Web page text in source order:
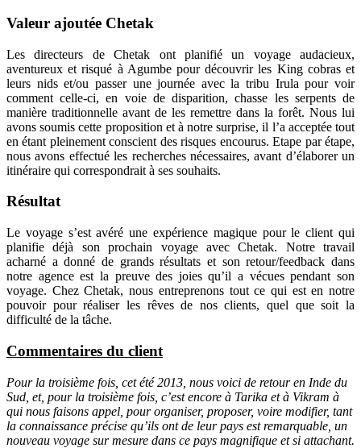
Valeur ajoutée Chetak
Les directeurs de Chetak ont planifié un voyage audacieux,
aventureux et risqué à Agumbe pour découvrir les King cobras et
leurs nids et/ou passer une journée avec la tribu Irula pour voir
comment celle-ci, en voie de disparition, chasse les serpents de
manière traditionnelle avant de les remettre dans la forêt. Nous lui
avons soumis cette proposition et à notre surprise, il l’a acceptée tout
en étant pleinement conscient des risques encourus. Etape par étape,
nous avons effectué les recherches nécessaires, avant d’élaborer un
itinéraire qui correspondrait à ses souhaits.
Résultat
Le voyage s’est avéré une expérience magique pour le client qui
planifie déjà son prochain voyage avec Chetak. Notre travail
acharné a donné de grands résultats et son retour/feedback dans
notre agence est la preuve des joies qu’il a vécues pendant son
voyage. Chez Chetak, nous entreprenons tout ce qui est en notre
pouvoir pour réaliser les rêves de nos clients, quel que soit la
difficulté de la tâche.
Commentaires du client
Pour la troisième fois, cet été 2013, nous voici de retour en Inde du
Sud, et, pour la troisième fois, c’est encore à Tarika et à Vikram à
qui nous faisons appel, pour organiser, proposer, voire modifier, tant
la connaissance précise qu’ils ont de leur pays est remarquable, un
nouveau voyage sur mesure dans ce pays magnifique et si attachant.